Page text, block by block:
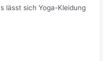
lässt sich Yoga-Kleidung